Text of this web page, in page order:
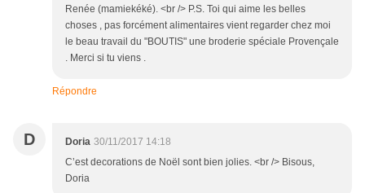
Renée (mamiekéké). <br /> P.S. Toi qui aime les belles
choses , pas forcément alimentaires vient regarder chez moi
le beau travail du "BOUTIS" une broderie spéciale Provençale
. Merci si tu viens .
Répondre
D Doria 30/11/2017 14:18
C’est decorations de Noël sont bien jolies. <br /> Bisous,
Doria